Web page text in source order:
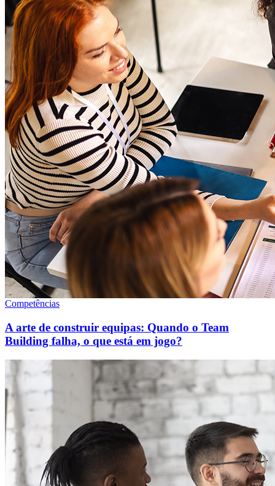
Competências
A arte de construir equipas: Quando o Team
Building falha, o que está em jogo?